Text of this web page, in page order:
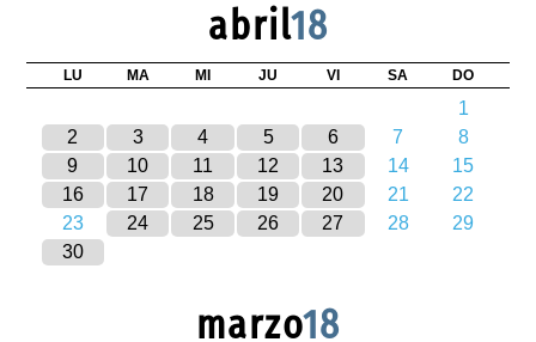
abril18
LU MA MI JU VI SA DO
1
2
3 4 5 6 7
8
9
10 11 12 13 14
15
16
17 18 19 20 21
22
23
24 25 26 27 28
29
30
marzo18